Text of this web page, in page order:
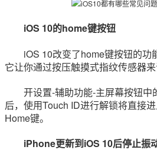
iOS 10的home键按钮
iOS 10改变了home键按钮的功能
它让你通过按压触摸式指纹传感器来
开设置-辅助功能-主屏幕按钮中
后，使用Touch ID进行解锁将直接
Home键。
iPhone更新到iOS 10后停止振